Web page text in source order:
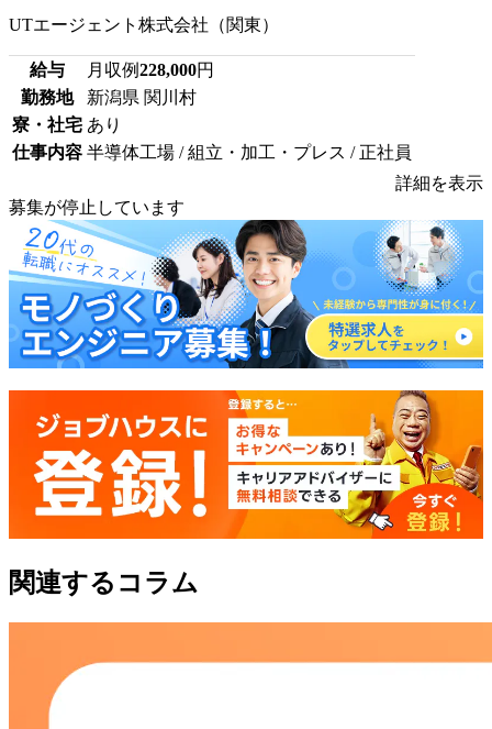
UTエージェント株式会社（関東）
給与 月収例228,000円
勤務地
新潟県 関川村
寮・社宅 あり
仕事内容 半導体工場 / 組立・加工・プレス / 正社員
詳細を表示
募集が停止しています
関連するコラム